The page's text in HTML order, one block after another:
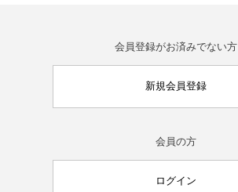
会員登録がお済みでない方
新規会員登録
会員の方
ログイン